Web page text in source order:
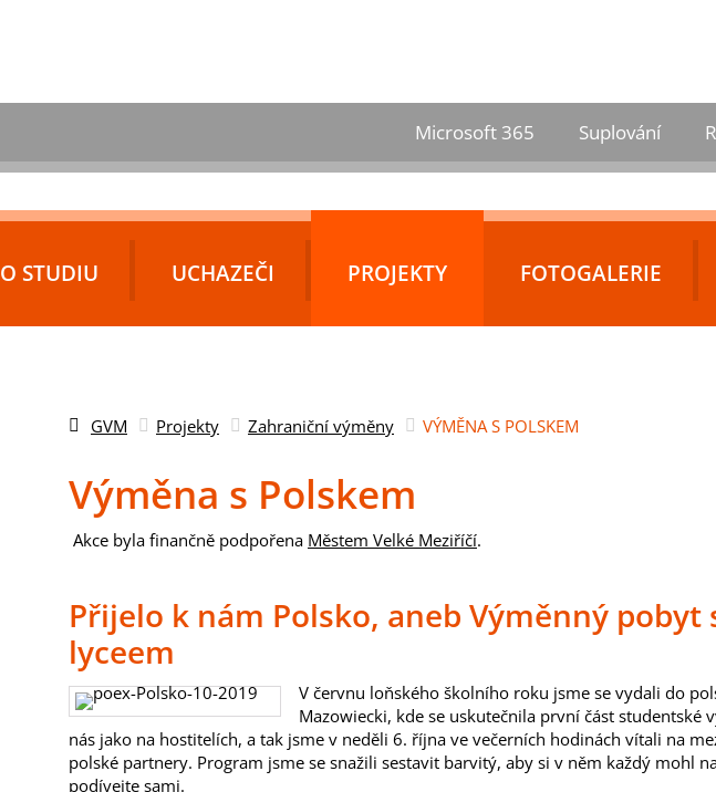
Microsoft 365 Suplování
O STUDIU UCHAZEČI PROJEKTY FOTOGALERIE
GVM Projekty Zahraniční výměny VÝMĚNA S POLSKEM
Výměna s Polskem
Akce byla finančně podpořena Městem Velké Meziříčí.
Přijelo k nám Polsko, aneb Výměnný pobyt
lyceem
V červnu loňského školního roku jsme se vydali do
Mazowiecki, kde se uskutečnila první část studentské
nás jako na hostitelích, a tak jsme v neděli 6. října ve večerních hodinách vítali na
polské partnery. Program jsme se snažili sestavit barvitý, aby si v něm každý mohl
podívejte sami.